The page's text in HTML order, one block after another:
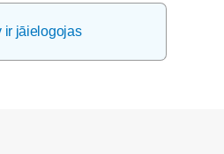
ir jāielogojas